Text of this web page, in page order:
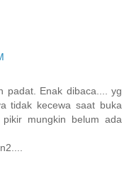
padat. Enak dibaca.... yg
tidak kecewa saat buka
mungkin belum ada